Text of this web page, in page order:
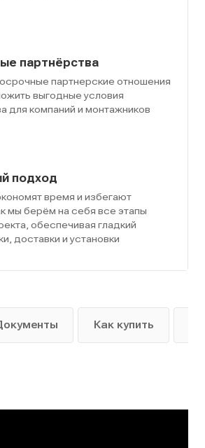
партнёрства
партнерские отношения
выгодные условия
для компаний и монтажников
подход
время и избегают
мы берём на себя все этапы
обеспечивая гладкий
доставки и установки
Как купить